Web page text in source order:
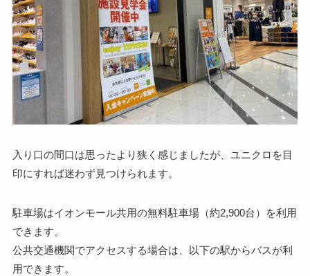
入り口の間口は思ったより狭く感じましたが、ユニクロを目
印にすれば迷わず見つけられます。
駐車場はイオンモール共用の無料駐車場（約2,900台）を利用
できます。
公共交通機関でアクセスする場合は、以下の駅からバスが利
用できます。